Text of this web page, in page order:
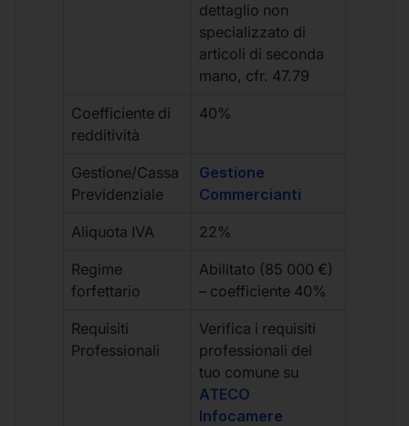
dettaglio non
specializzato di
articoli di seconda
mano, cfr. 47.79
Coefficiente di
redditività
40%
Gestione/Cassa
Previdenziale
Gestione
Commercianti
Aliquota IVA 22%
Regime
forfettario
Abilitato (85 000 €)
– coefficiente 40%
Requisiti
Professionali
Verifica i requisiti
professionali del
tuo comune su
ATECO
Infocamere